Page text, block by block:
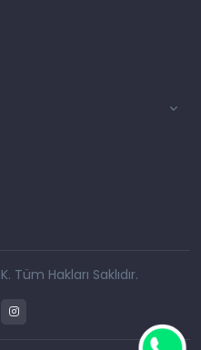
Tüm Hakları Saklıdır.